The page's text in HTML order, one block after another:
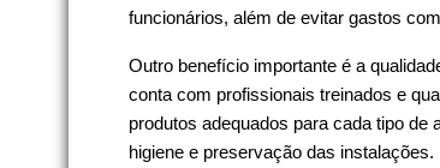
funcionários, além de evitar gastos
Outro benefício importante é a
conta com profissionais treinados e
produtos adequados para cada tipo de
higiene e preservação das instalações.